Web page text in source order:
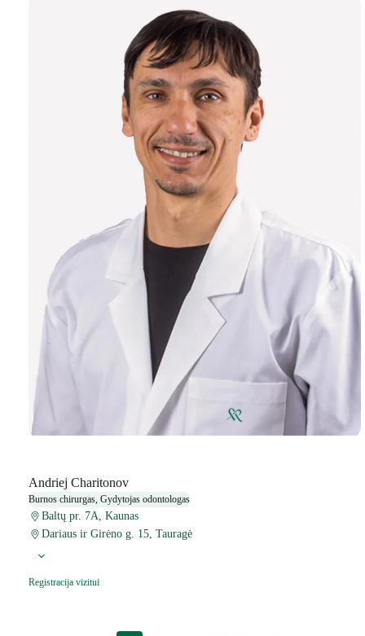
Andriej Charitonov
Burnos chirurgas, Gydytojas odontologas
Baltų pr. 7A, Kaunas
Dariaus ir Girėno g. 15, Tauragė
Registracija vizitui